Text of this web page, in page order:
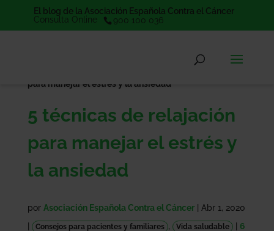
El blog de la Asociación Española Contra el Cáncer
Consulta Online
900 100 036
5 técnicas de relajación
para manejar el estrés y la ansiedad
5 técnicas de relajación
para manejar el estrés y
la ansiedad
por Asociación Española Contra el Cáncer| Abr 1, 2020
Consejos para pacientes y familiares , Vida saludable | 6